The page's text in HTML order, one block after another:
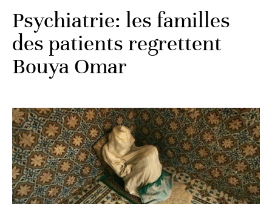
Psychiatrie: les familles
des patients regrettent
Bouya Omar